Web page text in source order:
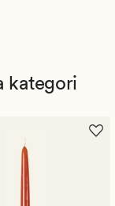
kategori